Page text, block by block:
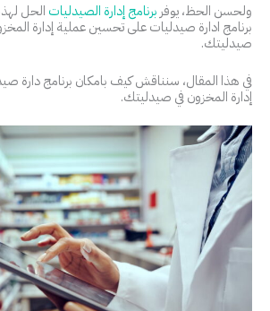
ولحسن الحظ، يوفربرنامج إدارة الصيدليات الحل
برنامج ادارة صيدليات على تحسين عملية إدارة
صيدليتك.
في هذا المقال، سنناقش كيف بامكان برنامج دارة
إدارة المخزون في صيدليتك.